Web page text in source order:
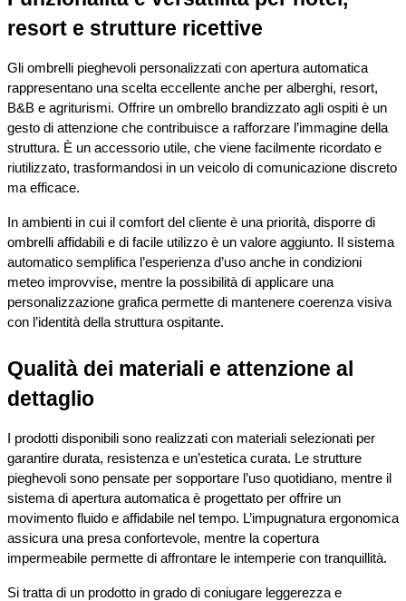
resort e strutture ricettive
Gli ombrelli pieghevoli personalizzati con apertura automatica
rappresentano una scelta eccellente anche per alberghi, resort,
B&B e agriturismi. Offrire un ombrello brandizzato agli ospiti è un
gesto di attenzione che contribuisce a rafforzare l’immagine della
struttura. È un accessorio utile, che viene facilmente ricordato e
riutilizzato, trasformandosi in un veicolo di comunicazione discreto
ma efficace.
In ambienti in cui il comfort del cliente è una priorità, disporre di
ombrelli affidabili e di facile utilizzo è un valore aggiunto. Il sistema
automatico semplifica l’esperienza d’uso anche in condizioni
meteo improvvise, mentre la possibilità di applicare una
personalizzazione grafica permette di mantenere coerenza visiva
con l’identità della struttura ospitante.
Qualità dei materiali e attenzione al
dettaglio
I prodotti disponibili sono realizzati con materiali selezionati per
garantire durata, resistenza e un’estetica curata. Le strutture
pieghevoli sono pensate per sopportare l’uso quotidiano, mentre il
sistema di apertura automatica è progettato per offrire un
movimento fluido e affidabile nel tempo. L’impugnatura ergonomica
assicura una presa confortevole, mentre la copertura
impermeabile permette di affrontare le intemperie con tranquillità.
Si tratta di un prodotto in grado di coniugare leggerezza e